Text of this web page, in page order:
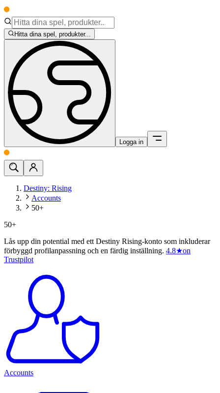
Hitta dina spel, produkter...
Logga in
Destiny: Rising
Accounts
50+
50+
Lås upp din potential med ett Destiny Rising-konto som inkluderar
förbyggd profilanpassning och en färdig inställning. 4.8★on
Trustpilot
Accounts